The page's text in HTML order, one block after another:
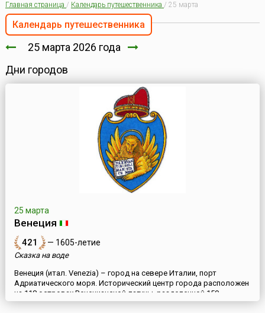
Главная страница / Календарь путешественника / 25 марта
Календарь путешественника
25 марта 2026 года
Дни городов
25 марта
Венеция
421 — 1605-летие
Сказка на воде
Венеция (итал. Venezia) – город на севере Италии, порт
Адриатического моря. Исторический центр города расположен
на 118 островах Венецианской лагуны, разделенной 150
каналами и протоками, через которые переброшено около 400